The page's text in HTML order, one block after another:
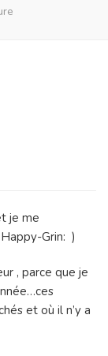
je me
Grin: )
, parce que je
et où il n’y a